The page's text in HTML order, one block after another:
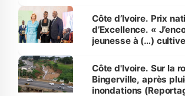
Côte d’Ivoire. Prix
d’Excellence. «
jeunesse à (…)
(Alassane Ouattara
Côte d'Ivoire. Sur la
Bingerville, après
inondations